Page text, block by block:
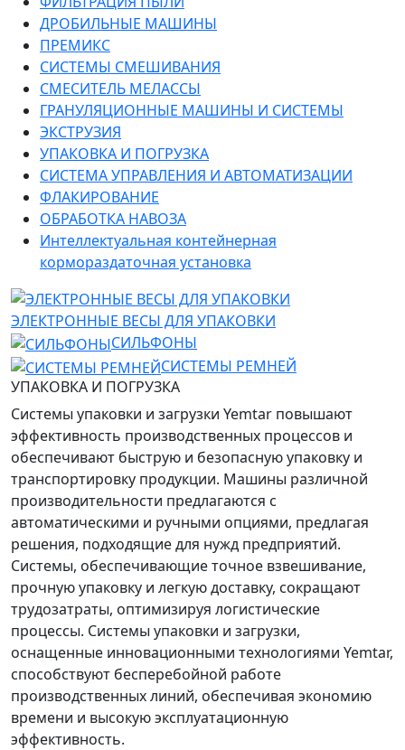
ДРОБИЛЬНЫЕ МАШИНЫ
ПРЕМИКС
СИСТЕМЫ СМЕШИВАНИЯ
СМЕСИТЕЛЬ МЕЛАССЫ
ГРАНУЛЯЦИОННЫЕ МАШИНЫ И СИСТЕМЫ
ЭКСТРУЗИЯ
УПАКОВКА И ПОГРУЗКА
СИСТЕМА УПРАВЛЕНИЯ И АВТОМАТИЗАЦИИ
ФЛАКИРОВАНИЕ
ОБРАБОТКА НАВОЗА
Интеллектуальная контейнерная
кормораздаточная установка
ЭЛЕКТРОННЫЕ ВЕСЫ ДЛЯ УПАКОВКИ
СИЛЬФОНЫ
СИСТЕМЫ РЕМНЕЙ
УПАКОВКА И ПОГРУЗКА
Системы упаковки и загрузки Yemtar повышают
эффективность производственных процессов и
обеспечивают быструю и безопасную упаковку и
транспортировку продукции. Машины различной
производительности предлагаются с
автоматическими и ручными опциями, предлагая
решения, подходящие для нужд предприятий.
Системы, обеспечивающие точное взвешивание,
прочную упаковку и легкую доставку, сокращают
трудозатраты, оптимизируя логистические
процессы. Системы упаковки и загрузки,
оснащенные инновационными технологиями Yemtar,
способствуют бесперебойной работе
производственных линий, обеспечивая экономию
времени и высокую эксплуатационную
эффективность.